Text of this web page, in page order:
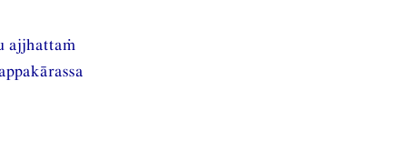
ajjhattaṁ